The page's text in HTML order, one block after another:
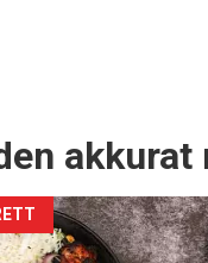
akkurat